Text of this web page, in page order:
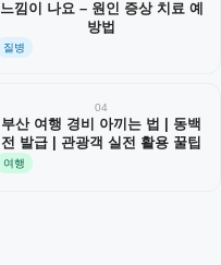
느낌이 나요 – 원인 증상 치료 예
방법
질병
04
부산 여행 경비 아끼는 법 | 동백
전 발급 | 관광객 실전 활용 꿀팁
여행